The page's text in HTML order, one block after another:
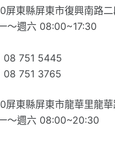
屏東縣屏東市復興南路
～週六 08:00~17:30
08 751 5445
08 751 3765
屏東縣屏東市龍華里龍
～週六 08:00~20:30